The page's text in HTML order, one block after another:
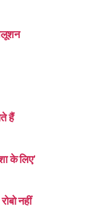
हैं
के लिए’
नहीं